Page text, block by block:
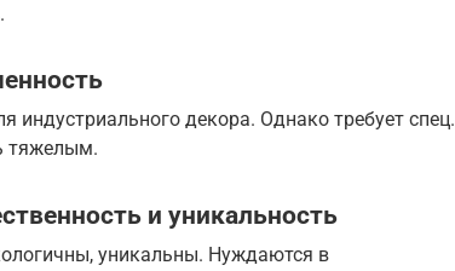
индустриального декора. Однако требует спец.
тяжелым.
и уникальность
уникальны. Нуждаются в